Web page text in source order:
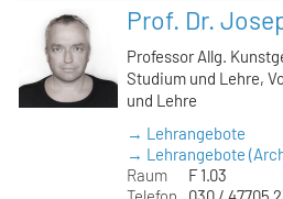
Prof. Dr.
Professor Allg.
Studium und Lehre,
und Lehre
→ Lehrangebote
→ Lehrangebote
Raum
F 1.03